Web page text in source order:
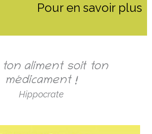
Pour en savoir plus
ton aliment soit ton
médicament !
Hippocrate